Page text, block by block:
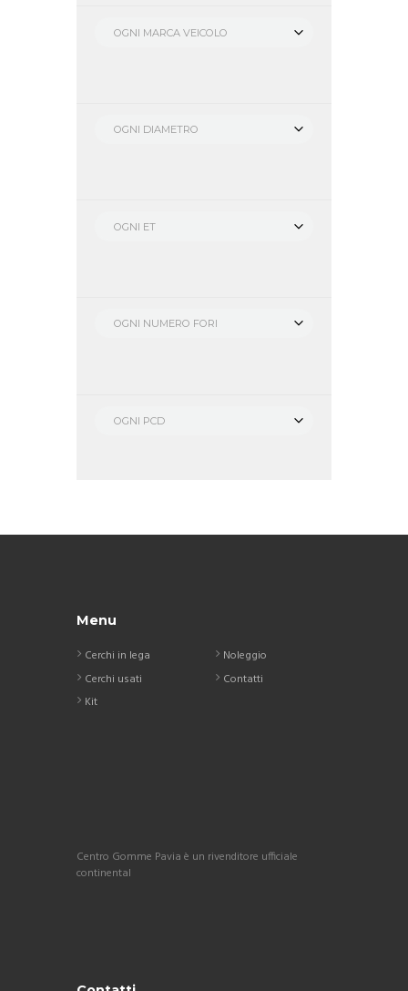
OGNI MARCA VEICOLO
OGNI DIAMETRO
OGNI ET
OGNI NUMERO FORI
OGNI PCD
Menu
Cerchi in lega
Cerchi usati
Kit
Noleggio
Contatti
Centro Gomme Pavia è un rivenditore ufficiale
continental